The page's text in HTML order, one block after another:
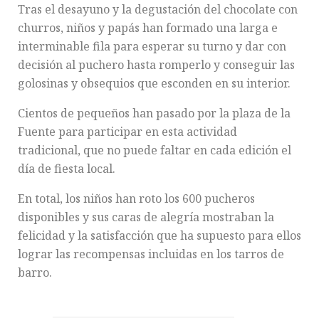
Tras el desayuno y la degustación del chocolate con
churros, niños y papás han formado una larga e
interminable fila para esperar su turno y dar con
decisión al puchero hasta romperlo y conseguir las
golosinas y obsequios que esconden en su interior.
Cientos de pequeños han pasado por la plaza de la
Fuente para participar en esta actividad
tradicional, que no puede faltar en cada edición el
día de fiesta local.
En total, los niños han roto los 600 pucheros
disponibles y sus caras de alegría mostraban la
felicidad y la satisfacción que ha supuesto para ellos
lograr las recompensas incluidas en los tarros de
barro.